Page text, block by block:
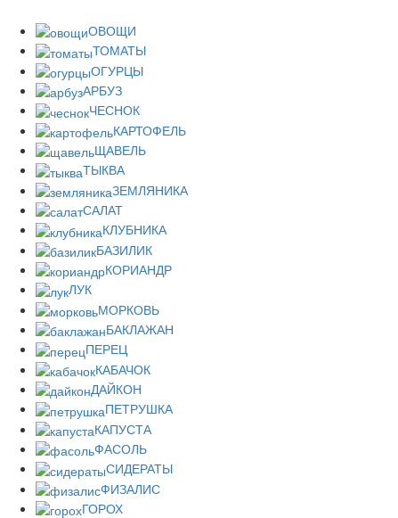
ОВОЩИ
ТОМАТЫ
ОГУРЦЫ
АРБУЗ
ЧЕСНОК
КАРТОФЕЛЬ
ЩАВЕЛЬ
ТЫКВА
ЗЕМЛЯНИКА
САЛАТ
КЛУБНИКА
БАЗИЛИК
КОРИАНДР
ЛУК
МОРКОВЬ
БАКЛАЖАН
ПЕРЕЦ
КАБАЧОК
ДАЙКОН
ПЕТРУШКА
КАПУСТА
ФАСОЛЬ
СИДЕРАТЫ
ФИЗАЛИС
ГОРОХ